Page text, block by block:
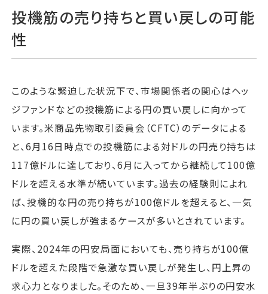
投機筋の売り持ちと買い戻しの可能
性
このような緊迫した状況下で、市場関係者の関心はヘッ
ジファンドなどの投機筋による円の買い戻しに向かって
います。米商品先物取引委員会（CFTC）のデータによる
と、6月16日時点での投機筋による対ドルの円売り持ちは
117億ドルに達しており、6月に入ってから継続して100億
ドルを超える水準が続いています。過去の経験則によれ
ば、投機的な円の売り持ちが100億ドルを超えると、一気
に円の買い戻しが強まるケースが多いとされています。
実際、2024年の円安局面においても、売り持ちが100億
ドルを超えた段階で急激な買い戻しが発生し、円上昇の
求心力となりました。そのため、一旦39年半ぶりの円安水